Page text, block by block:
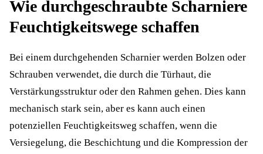
Wie durchgeschraubte Scharniere
Feuchtigkeitswege schaffen
Bei einem durchgehenden Scharnier werden Bolzen oder
Schrauben verwendet, die durch die Türhaut, die
Verstärkungsstruktur oder den Rahmen gehen. Dies kann
mechanisch stark sein, aber es kann auch einen
potenziellen Feuchtigkeitsweg schaffen, wenn die
Versiegelung, die Beschichtung und die Kompression der